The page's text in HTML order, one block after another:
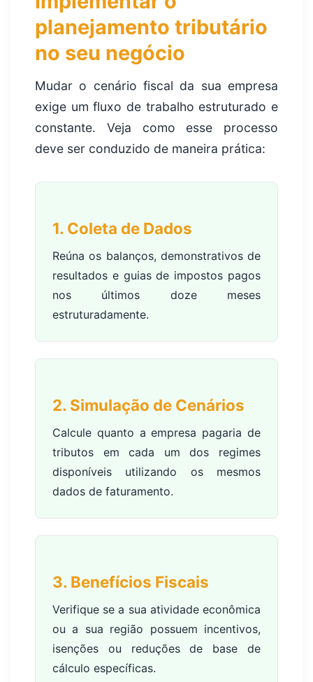
planejamento tributário
no seu negócio
Mudar o cenário fiscal da sua empresa
exige um fluxo de trabalho estruturado e
constante. Veja como esse processo
deve ser conduzido de maneira prática:
1. Coleta de Dados
Reúna os balanços, demonstrativos de
resultados e guias de impostos pagos
nos últimos doze meses
estruturadamente.
2. Simulação de Cenários
Calcule quanto a empresa pagaria de
tributos em cada um dos regimes
disponíveis utilizando os mesmos
dados de faturamento.
3. Benefícios Fiscais
Verifique se a sua atividade econômica
ou a sua região possuem incentivos,
isenções ou reduções de base de
cálculo específicas.